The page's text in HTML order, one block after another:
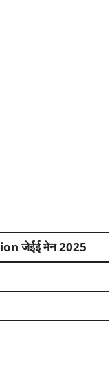
जेईई मेन 2025